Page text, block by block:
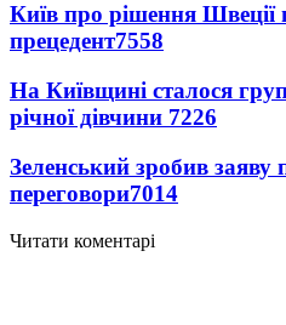
Київ про рішення
прецедент7558
На Київщині сталося
річної дівчини 7226
Зеленський зробив заяву
переговори7014
Читати коментарі